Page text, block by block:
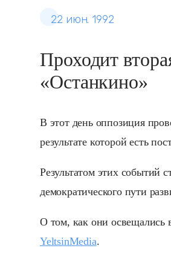
22 июн. 1992
Проходит
«Останкино»
В этот день оппозиция
результате которой есть
Результатом этих событий
демократического пути
О том, как они
YeltsinMedia.